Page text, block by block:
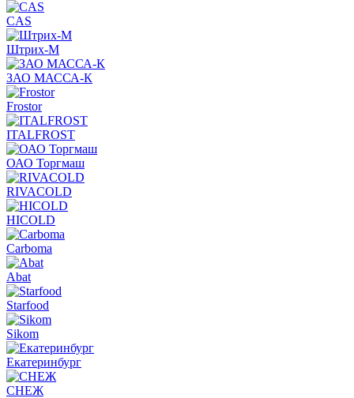
CAS
Штрих-М
ЗАО МАССА-К
Frostor
ITALFROST
ОАО Торгмаш
RIVACOLD
HICOLD
Carboma
Abat
Starfood
Sikom
Екатеринбург
СНЕЖ